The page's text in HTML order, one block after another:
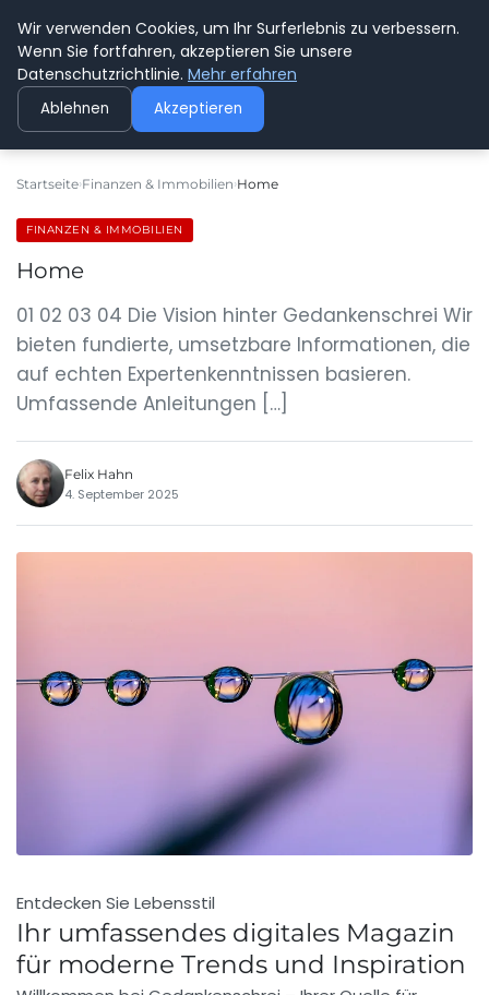
GEDANKENSCHREI
Startseite Finanzen & Immobilien Home
FINANZEN & IMMOBILIEN
Home
01 02 03 04 Die Vision hinter Gedankenschrei Wir
bieten fundierte, umsetzbare Informationen, die
auf echten Expertenkenntnissen basieren.
Umfassende Anleitungen […]
Felix Hahn
4. September 2025
Entdecken Sie Lebensstil
Ihr umfassendes digitales Magazin
für moderne Trends und Inspiration
Wir verwenden Cookies, um Ihr Surferlebnis zu verbessern.
Wenn Sie fortfahren, akzeptieren Sie unsere
Datenschutzrichtlinie. Mehr erfahren
Ablehnen Akzeptieren